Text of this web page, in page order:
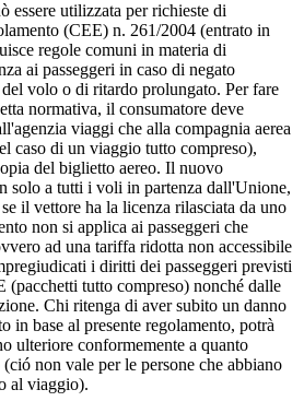
essere utilizzata per richieste di
(CEE) n. 261/2004 (entrato in
regole comuni in materia di
ai passeggeri in caso di negato
volo o di ritardo prolungato. Per fare
normativa, il consumatore deve
viaggi che alla compagnia aerea
caso di un viaggio tutto compreso),
del biglietto aereo. Il nuovo
solo a tutti i voli in partenza dall'Unione,
il vettore ha la licenza rilasciata da uno
non si applica ai passeggeri che
ad una tariffa ridotta non accessibile
i diritti dei passeggeri previsti
(pacchetti tutto compreso) nonché dalle
Chi ritenga di aver subito un danno
in base al presente regolamento, potrà
ulteriore conformemente a quanto
non vale per le persone che abbiano
al viaggio).